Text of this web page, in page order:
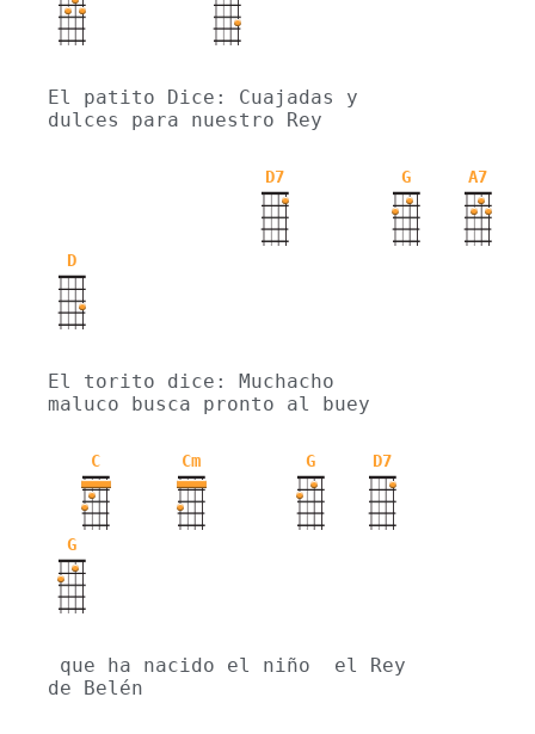
El patito Dice: Cuajadas y
dulces para nuestro Rey
D7 G A7
D
El torito dice: Muchacho
maluco busca pronto al buey
C Cm G D7
G
de Belén